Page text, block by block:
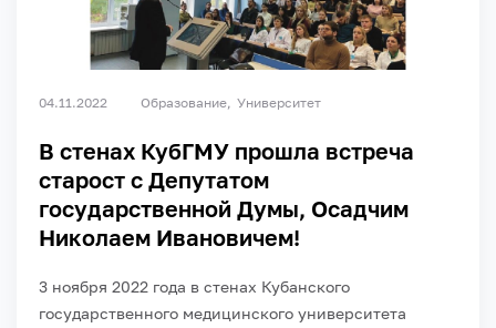
04.11.2022 Образование Университет
В стенах КубГМУ прошла встреча
старост с Депутатом
государственной Думы, Осадчим
Николаем Ивановичем!
3 ноября 2022 года в стенах Кубанского
государственного медицинского университета